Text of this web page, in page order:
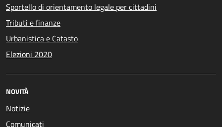
Sportello di orientamento legale per cittadini
Tributi e finanze
Urbanistica e Catasto
Elezioni 2020
NOVITÀ
Notizie
Comunicati